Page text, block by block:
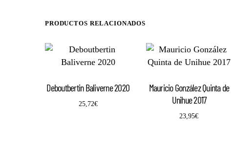
PRODUCTOS RELACIONADOS
Deboutbertin Baliverne 2020
25,72€
Mauricio González Quinta de
Unihue 2017
23,95€